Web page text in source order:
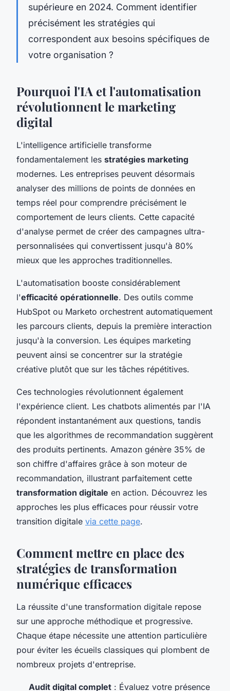
supérieure en 2024. Comment identifier
précisément les stratégies qui
correspondent aux besoins spécifiques de
votre organisation ?
Pourquoi l'IA et l'automatisation
révolutionnent le marketing
digital
L'intelligence artificielle transforme
fondamentalement les stratégies marketing
modernes. Les entreprises peuvent désormais
analyser des millions de points de données en
temps réel pour comprendre précisément le
comportement de leurs clients. Cette capacité
d'analyse permet de créer des campagnes ultra-
personnalisées qui convertissent jusqu'à 80%
mieux que les approches traditionnelles.
L'automatisation booste considérablement
l'efficacité opérationnelle. Des outils comme
HubSpot ou Marketo orchestrent automatiquement
les parcours clients, depuis la première interaction
jusqu'à la conversion. Les équipes marketing
peuvent ainsi se concentrer sur la stratégie
créative plutôt que sur les tâches répétitives.
Ces technologies révolutionnent également
l'expérience client. Les chatbots alimentés par l'IA
répondent instantanément aux questions, tandis
que les algorithmes de recommandation suggèrent
des produits pertinents. Amazon génère 35% de
son chiffre d'affaires grâce à son moteur de
recommandation, illustrant parfaitement cette
transformation digitale en action. Découvrez les
approches les plus efficaces pour réussir votre
transition digitale via cette page.
Comment mettre en place des
stratégies de transformation
numérique efficaces
La réussite d'une transformation digitale repose
sur une approche méthodique et progressive.
Chaque étape nécessite une attention particulière
pour éviter les écueils classiques qui plombent de
nombreux projets d'entreprise.
Audit digital complet : Évaluez votre présence